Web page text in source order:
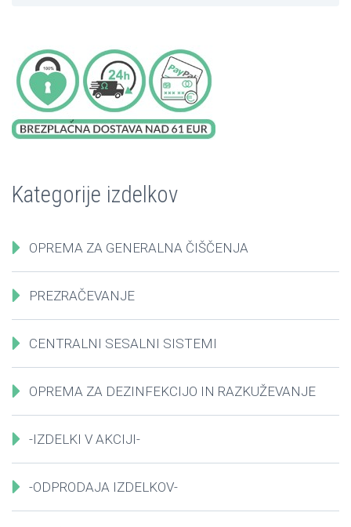
Kategorije izdelkov
OPREMA ZA GENERALNA ČIŠČENJA
PREZRAČEVANJE
CENTRALNI SESALNI SISTEMI
OPREMA ZA DEZINFEKCIJO IN RAZKUŽEVANJE
-IZDELKI V AKCIJI-
-ODPRODAJA IZDELKOV-